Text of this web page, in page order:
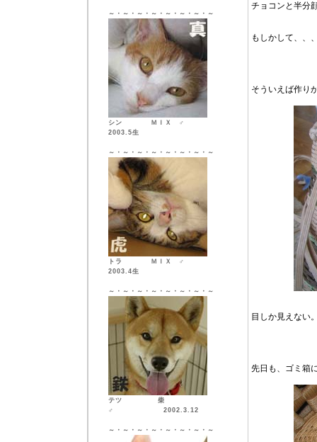
～・～・～・～・～・～・～・～
シン ＭＩＸ ♂
2003.5生
～・～・～・～・～・～・～・～
トラ ＭＩＸ ♂
2003.4生
～・～・～・～・～・～・～・～
テツ 柴
♂ 2002.3.12
～・～・～・～・～・～・～・～
チョコンと半分
もしかして、、
そういえば作り
目しか見えない
先日も、ゴミ箱